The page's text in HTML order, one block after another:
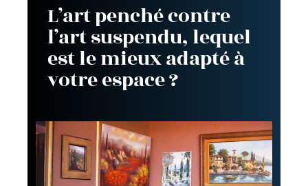
L’art penché contre
l’art suspendu, lequel
est le mieux adapté à
votre espace ?